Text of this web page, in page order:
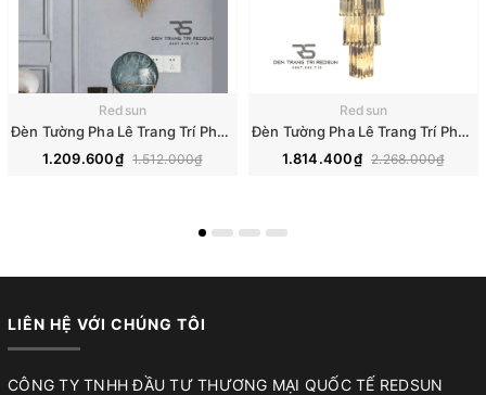
Redsun
Đèn Tường Pha Lê Trang Trí Phòng Khách, Phòng Ngủ, Phòng Ăn Hiện Đại DT-C6663S
1.209.600₫ 1.512.000₫
Redsun
Đèn Tường Pha Lê Trang Trí Phòng Khách, Phòng Ngủ, Phòng Ăn Hiện Đại DT-C6891
1.814.400₫ 2.268.000₫
LIÊN HỆ VỚI CHÚNG TÔI
CÔNG TY TNHH ĐẦU TƯ THƯƠNG MẠI QUỐC TẾ REDSUN